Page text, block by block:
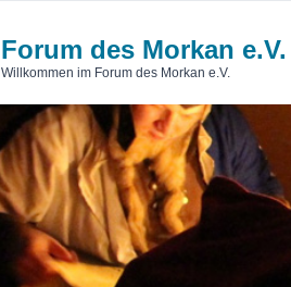
Forum des Morkan e.V.
Willkommen im Forum des Morkan e.V.